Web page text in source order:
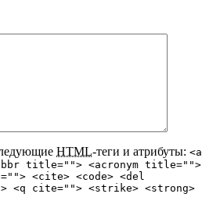
HTML-теги и атрибуты: <a
title=""> <acronym title="">
<cite> <code> <del
<q cite=""> <strike> <strong>